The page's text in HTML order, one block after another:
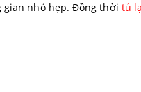
gian nhỏ hẹp. Đồng thời tủ